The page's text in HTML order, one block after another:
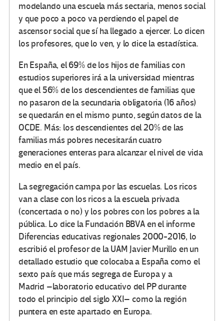
modelando una escuela más sectaria, menos social
y que poco a poco va perdiendo el papel de
ascensor social que sí ha llegado a ejercer. Lo dicen
los profesores, que lo ven, y lo dice la estadística.
En España, el 69% de los hijos de familias con
estudios superiores irá a la universidad mientras
que el 56% de los descendientes de familias que
no pasaron de la secundaria obligatoria (16 años)
se quedarán en el mismo punto, según datos de la
OCDE. Más: los descendientes del 20% de las
familias más pobres necesitarán cuatro
generaciones enteras para alcanzar el nivel de vida
medio en el país.
La segregación campa por las escuelas. Los ricos
van a clase con los ricos a la escuela privada
(concertada o no) y los pobres con los pobres a la
pública. Lo dice la Fundación BBVA en el informe
Diferencias educativas regionales 2000-2016, lo
escribió el profesor de la UAM Javier Murillo en un
detallado estudio que colocaba a España como el
sexto país que más segrega de Europa y a
Madrid –laboratorio educativo del PP durante
todo el principio del siglo XXI– como la región
puntera en este apartado en Europa.